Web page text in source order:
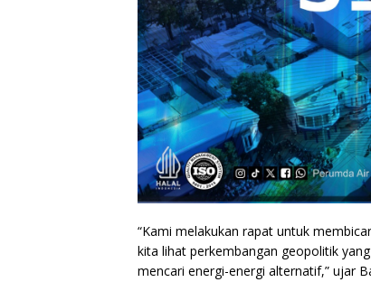
“Kami melakukan rapat untuk
kita lihat perkembangan geopolitik
mencari energi-energi alternatif,” ujar